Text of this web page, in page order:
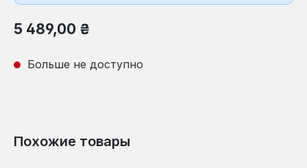
Обычная цена:
5 489,00 ₴
Больше не доступно
Похожие товары